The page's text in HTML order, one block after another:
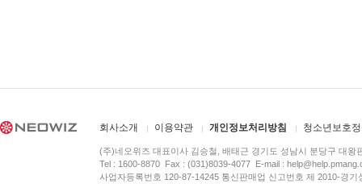
회사소개 이용약관 개인정보처리방침 청소년보호
(주)네오위즈 대표이사 김승철, 배태근 경기도 성남시 분당구 대왕
Tel : 1600-8870 Fax : (031)8039-4077 E-mail :
사업자등록번호 120-87-14245 통신판매업 신고번호 제 2010-경